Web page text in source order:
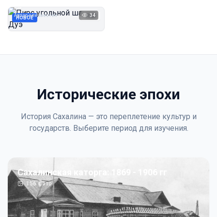
НОВОЕ 1923
Автор неизвестен 34
Исторические эпохи
История Сахалина — это переплетение культур и
государств. Выберите период для изучения.
Сахалинская каторга: 1869 - 1906 гг
156фото